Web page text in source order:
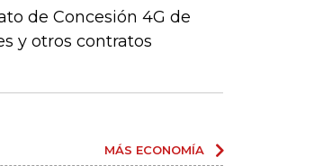
de Concesión 4G de
y otros contratos
MÁS ECONOMÍA